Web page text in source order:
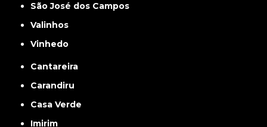
São José dos Campos
Valinhos
Vinhedo
Cantareira
Carandiru
Casa Verde
Imirim